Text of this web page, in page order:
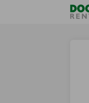
Taalselectie overslaan